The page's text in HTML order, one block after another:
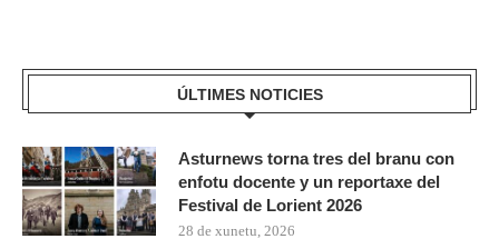
ÚLTIMES NOTICIES
Asturnews torna tres del branu con
enfotu docente y un reportaxe del
Festival de Lorient 2026
28 de xunetu, 2026